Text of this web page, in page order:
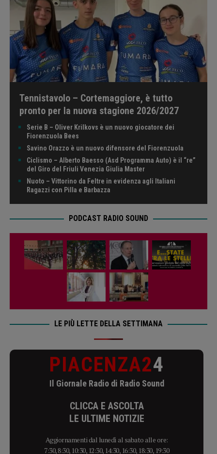
Tennistavolo – Cortemaggiore, è tutto
pronto per la nuova stagione 2026/2027
Serie B – Oliver Krilkovs è un nuovo giocatore dei
Fiorenzuola Bees
Savino Orazzo è un nuovo difensore del Fiorenzuola
Ciclismo – Alberto Baesso (Asd Programma Auto) è il “re”
del Giro del Friuli Venezia Giulia Master
Nuoto – Vittorino da Feltre in evidenza agli Italiani
Ragazzi con Pilla e Barbazza
PODCAST RADIO SOUND
LE PIÙ LETTE DELLA SETTIMANA
PIACENZA24
Il Giornale Radio di Radio Sound
CLICCA E ASCOLTA
LE ULTIME NOTIZIE
Aggiornamenti dal lunedì al sabato alle ore:
7:30, 8:30, 10:30, 12:30, 14:30, 16:30, 18:30, 19:30